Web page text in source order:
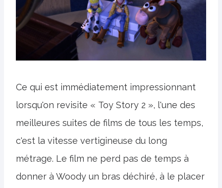
Ce qui est immédiatement impressionnant
lorsqu'on revisite « Toy Story 2 », l'une des
meilleures suites de films de tous les temps,
c'est la vitesse vertigineuse du long
métrage. Le film ne perd pas de temps à
donner à Woody un bras déchiré, à le placer